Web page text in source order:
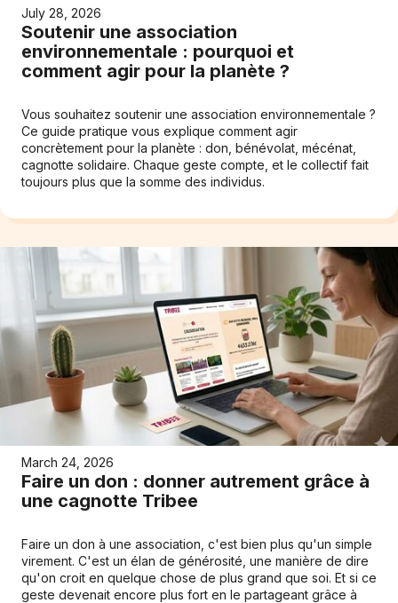
July 28, 2026
Soutenir une association
environnementale : pourquoi et
comment agir pour la planète ?
Vous souhaitez soutenir une association environnementale ?
Ce guide pratique vous explique comment agir
concrètement pour la planète : don, bénévolat, mécénat,
cagnotte solidaire. Chaque geste compte, et le collectif fait
toujours plus que la somme des individus.
March 24, 2026
Faire un don : donner autrement grâce à
une cagnotte Tribee
Faire un don à une association, c'est bien plus qu'un simple
virement. C'est un élan de générosité, une manière de dire
qu'on croit en quelque chose de plus grand que soi. Et si ce
geste devenait encore plus fort en le partageant grâce à